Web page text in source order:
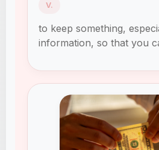
V.
to keep something,
information, so that you